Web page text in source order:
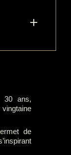

30 ans,
de